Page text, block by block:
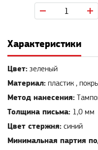
Характеристики
Цвет: зеленый
Материал: пластик ,
Метод нанесения:
Толщина письма: 1,0 мм
Цвет стержня: синий
Минимальная партия